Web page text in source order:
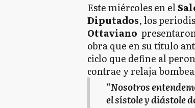
Este miércoles en el
Diputados, los
Ottaviano
obra que en su título
ciclo que define al
contrae y relaja
“Nosotros
el sístole y diástole